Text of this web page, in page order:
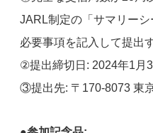
JARL制定の「サマリーシ
必要事項を記入して提出
②提出締切日: 2024年1月
③提出先: 〒170-8073 東